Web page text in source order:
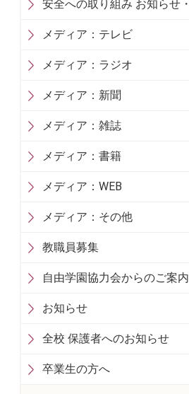
安全への取り組み お知らせ
メディア：テレビ
メディア：ラジオ
メディア：新聞
メディア：雑誌
メディア：書籍
メディア：WEB
メディア：その他
教職員募集
自由学園協力会からのご案
お知らせ
全校 保護者へのお知らせ
卒業生の方へ